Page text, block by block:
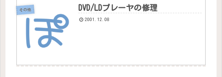
その他 DVD/LDプレーヤの修理
2001.12.08